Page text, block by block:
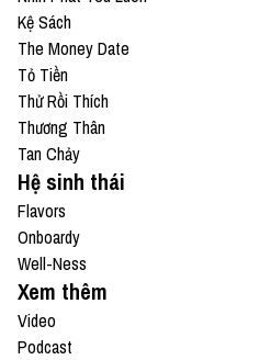
Kệ Sách
The Money Date
Tỏ Tiền
Thử Rồi Thích
Thương Thân
Tan Chảy
Hệ sinh thái
Flavors
Onboardy
Well-Ness
Xem thêm
Video
Podcast